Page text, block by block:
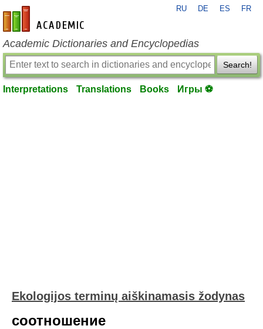
en-academic.com
RU DE ES FR
Academic Dictionaries and Encyclopedias
Search!
Interpretations Translations Books Игры ⚽
Ekologijos terminų aiškinamasis žodynas
соотношение